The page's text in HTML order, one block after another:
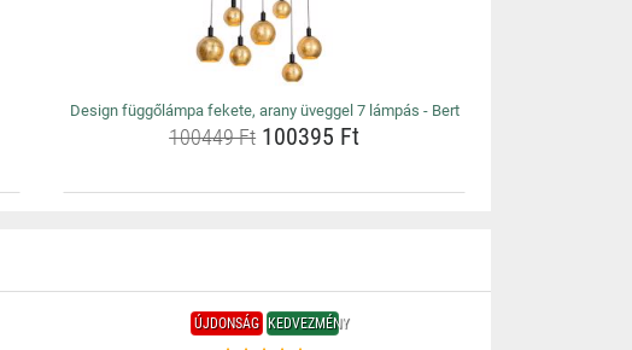
Design függőlámpa fekete, arany üveggel 7 lámpás - Bert
100449 Ft 100395 Ft
ÚJDONSÁG KEDVEZMÉNY